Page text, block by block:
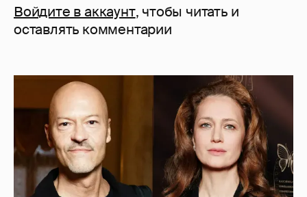
Войдите в аккаунт, чтобы читать и
оставлять комментарии